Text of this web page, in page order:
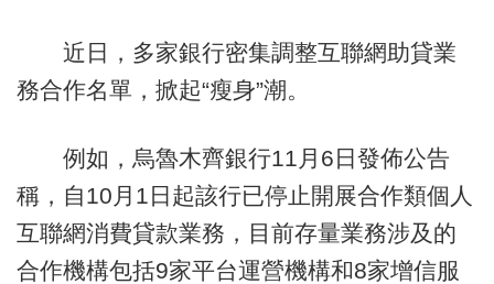
近日，多家銀行密集調整互聯網助貸業
務合作名單，掀起“瘦身”潮。
例如，烏魯木齊銀行11月6日發佈公告
稱，自10月1日起該行已停止開展合作類個人
互聯網消費貸款業務，目前存量業務涉及的
合作機構包括9家平台運營機構和8家增信服